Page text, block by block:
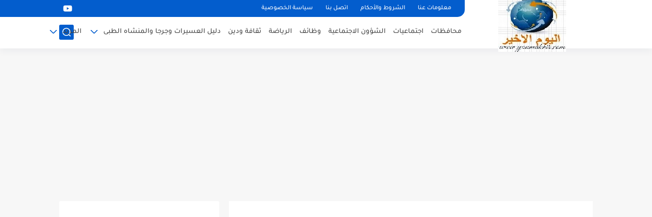
معلومات عنا الشروط والأحكام اتصل بنا سياسة الخصوصية
محافظات اجتماعيات الشؤون الاجتماعية وظائف الرياضة ثقافة ودين دليل العسيرات وجرجا والمنشاه الطبى المزيد